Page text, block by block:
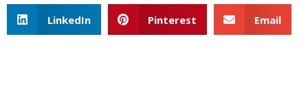
LinkedIn Pinterest Email